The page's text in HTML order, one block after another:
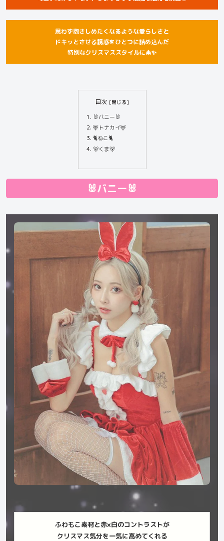
思わず抱きしめたくなるような愛らしさと
ドキッとさせる誘惑をひとつに詰め込んだ
特別なクリスマススタイルに🎄✨
目次
🐰バニー🐰
🦌トナカイ🦌
🐈ねこ🐈
🐻くま🐻
🐰バニー🐰
ふわもこ素材と赤×白のコントラストが
クリスマス気分を一気に高めてくれる